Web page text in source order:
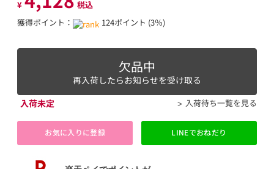
¥
税込
獲得ポイント：
124ポイント (3％)
欠品中
再入荷したらお知らせを受け取る
入荷未定
入荷待ち一覧を見る
お気に入りに登録 LINEでおねだり